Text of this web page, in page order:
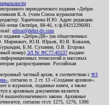
периодического издания «Дебри-
К.А. (член Союза журналистов
Харитонова И.Ю. Адрес редакции:
летия Октября, 88-46, т./ф.84212296081.
mail: editor@debri-dv.com
издания «Дебри-ДВ» (на общественных
Мирмович, Ю.Н. Юрьев, Ю.В. Ковалев,
Б.М. Сухинин, О.В. Егорова
номер) ЭЛ № ФС77-45537 выдано
технологий и массовых
распространения: Российская
частный архив, в соответствии с ФЗ
, согласно п. 2 ст. 13 «Создание архивов».
и журналов, изданные книги, а также
к архивным документам является
вышеобозначенного закона. Архивные
согласно ст.ст. 1275, 1276, 1306